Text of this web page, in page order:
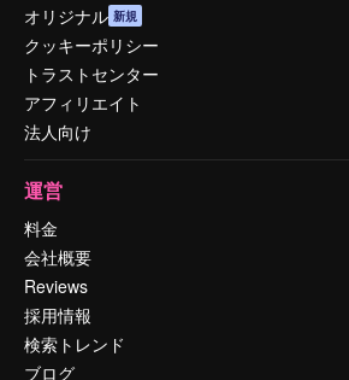
オリジナル 新規
クッキーポリシー
トラストセンター
アフィリエイト
法人向け
運営
料金
会社概要
Reviews
採用情報
検索トレンド
ブログ